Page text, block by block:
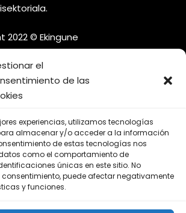
el
de las
experiencias, utilizamos tecnologías
almacenar y/o acceder a la información
de estas tecnologías nos
como el comportamiento de
únicas en este sitio. No
consentimiento, puede afectar negativamente
y funciones.
2022 © Ekingune
EN LAS REDES